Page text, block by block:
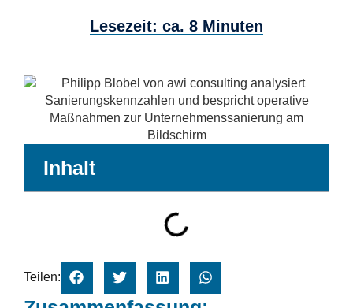
Lesezeit: ca. 8 Minuten
Inhalt
Teilen: